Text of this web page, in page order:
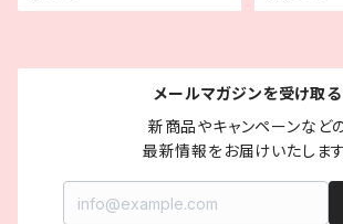
メールマガジンを受け取る
新商品やキャンペーンなど
最新情報をお届けいたします